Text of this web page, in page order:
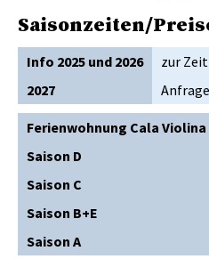
Saisonzeiten/
Info 2025 und 2026
2027
zur
Ferienwohnung Cala Violina
Saison D
Saison C
Saison B+E
Saison A